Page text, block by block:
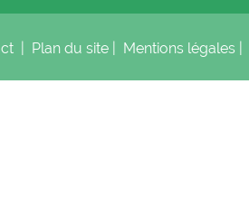
Plan du site Mentions légales